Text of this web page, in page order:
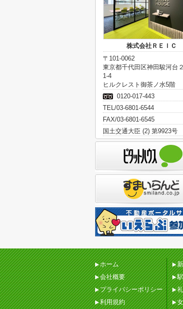
株式会社ＲＥＩＣ
〒101-0062
東京都千代田区神田駿河台
1-4
ヒルクレスト御茶ノ水5階
0120-017-443
TEL/03-6801-6544
FAX/03-6801-6545
国土交通大臣 (2) 第9923号
ホーム
会社概要
プライバシーポリシー
利用規約